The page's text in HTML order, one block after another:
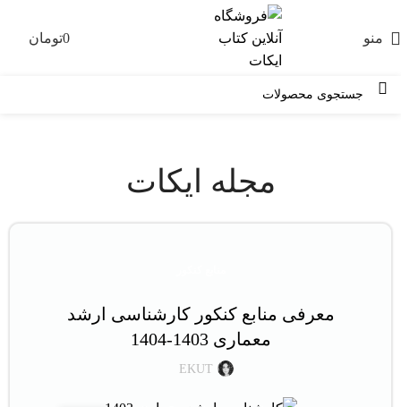
منو 0تومان
مجله ایکات
معرفی منابع کنکور کارشناسی ارشد
معماری 1403-1404
EKUT